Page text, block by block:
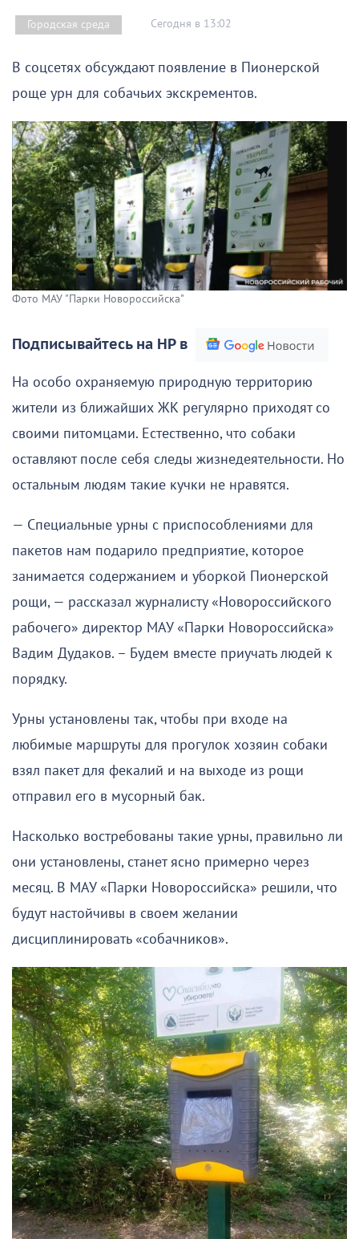
Городская среда Сегодня в 13:02
В соцсетях обсуждают появление в Пионерской
роще урн для собачьих экскрементов.
Фото МАУ "Парки Новороссийска"
Подписывайтесь на НР в
На особо охраняемую природную территорию
жители из ближайших ЖК регулярно приходят со
своими питомцами. Естественно, что собаки
оставляют после себя следы жизнедеятельности. Но
остальным людям такие кучки не нравятся.
— Специальные урны с приспособлениями для
пакетов нам подарило предприятие, которое
занимается содержанием и уборкой Пионерской
рощи, — рассказал журналисту «Новороссийского
рабочего» директор МАУ «Парки Новороссийска»
Вадим Дудаков. – Будем вместе приучать людей к
порядку.
Урны установлены так, чтобы при входе на
любимые маршруты для прогулок хозяин собаки
взял пакет для фекалий и на выходе из рощи
отправил его в мусорный бак.
Насколько востребованы такие урны, правильно ли
они установлены, станет ясно примерно через
месяц. В МАУ «Парки Новороссийска» решили, что
будут настойчивы в своем желании
дисциплинировать «собачников».